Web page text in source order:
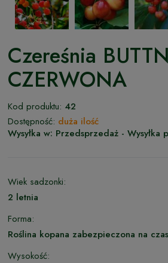
Czereśnia
CZERWONA
Kod produktu: 42
Dostępność: duża ilość
Wysyłka w: Przedsprzedaż - Wysyłka
Wiek sadzonki:
2 letnia
Forma:
Roślina kopana zabezpieczona na
Wysokość: